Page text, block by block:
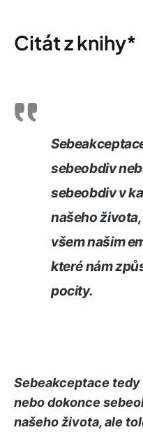
Citát z knihy*
sebeobdiv
sebeobdiv v
našeho
všem našim
které nám
pocity.
Sebeakceptace
nebo dokonce
našeho života, ale